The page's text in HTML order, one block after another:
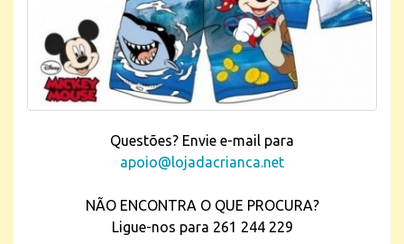
Questões? Envie e-mail para
apoio@lojadacrianca.net
NÃO ENCONTRA O QUE PROCURA?
Ligue-nos para 261 244 229